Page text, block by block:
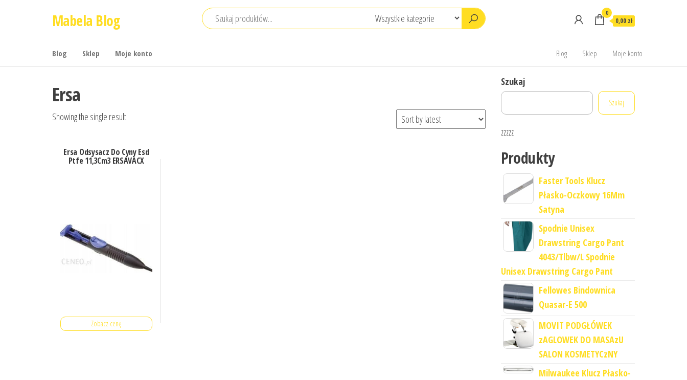
Mabela Blog 0
0,00 zł
Blog Sklep Moje konto Blog Sklep Moje konto
Ersa
Showing the single result
Ersa Odsysacz Do Cyny Esd
Ptfe 11,3Cm3 ERSAVACX
Zobacz cenę
Szukaj
Szukaj
zzzzz
Produkty
Faster Tools Klucz
Płasko-Oczkowy 16Mm
Satyna
Spodnie Unisex
Drawstring Cargo Pant
4043/Tlbw/L Spodnie
Unisex Drawstring Cargo Pant
Fellowes Bindownica
Quasar-E 500
MOVIT PODGŁÓWEK
zAGLOWEK DO MASAzU
SALON KOSMETYCzNY
Milwaukee Klucz Płasko-